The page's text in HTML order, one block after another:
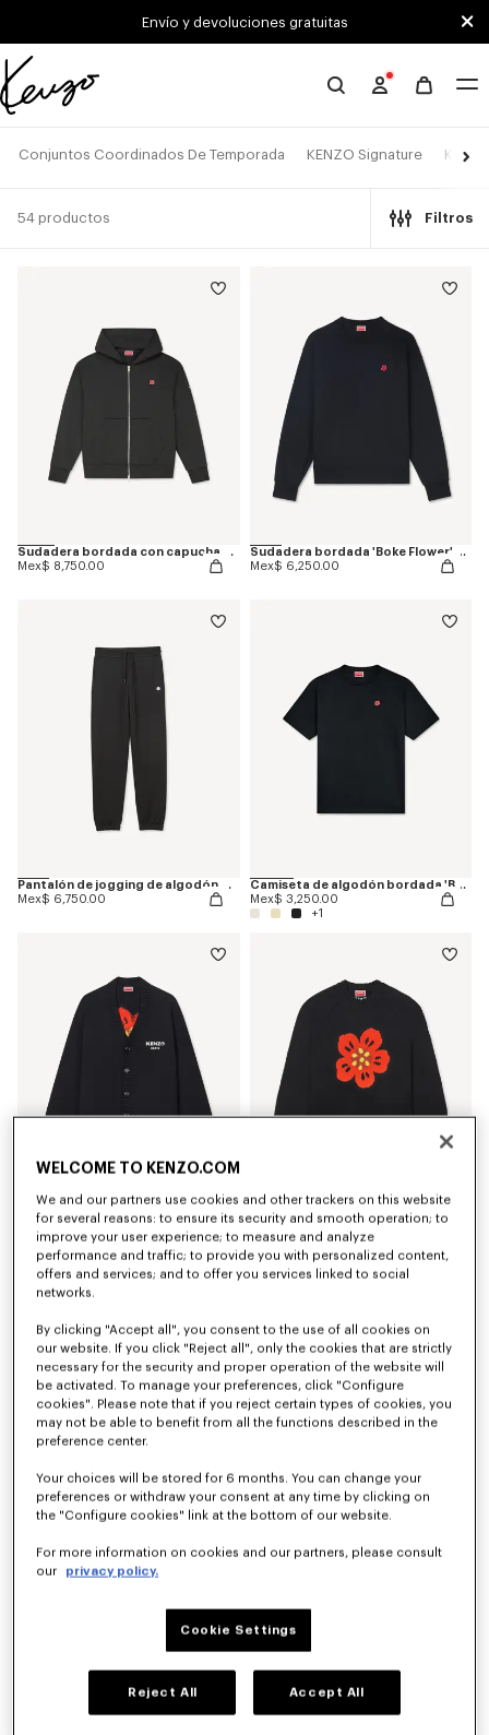
Skip to main content
Skip to footer contentEnvío y devoluciones gratuitas
Página
deConjuntos Coordinados De Temporada KENZO Signature
54 productos Filtros
Sudadera bordada con capucha y cremallera 'Boke Flower' de algodón
Mex$ 8,750.00
Sudadera bordada 'Boke Flower' de algodón
Mex$ 6,250.00
Pantalón de jogging de algodón bordado 'Boke Flower'
Mex$ 6,750.00
Camiseta de algodón bordada 'Boke Flower'
Mex$ 3,250.00
+1
Cárdigan de lana y algodón 'Boke Flower'
Mex$ 12,200.00
Mex$ 11,200.00
Camiseta de algodón bordada 'Boke Flower'
Mex$ 3,250.00
WELCOME TO KENZO.COM
We and our partners use cookies and other trackers on this website
for several reasons: to ensure its security and smooth operation; to
improve your user experience; to measure and analyze
performance and traffic; to provide you with personalized content,
offers and services; and to offer you services linked to social
networks.
By clicking "Accept all", you consent to the use of all cookies on
our website. If you click "Reject all", only the cookies that are strictly
necessary for the security and proper operation of the website will
be activated. To manage your preferences, click "Configure
cookies". Please note that if you reject certain types of cookies, you
may not be able to benefit from all the functions described in the
preference center.
Your choices will be stored for 6 months. You can change your
preferences or withdraw your consent at any time by clicking on
the "Configure cookies" link at the bottom of our website.
For more information on cookies and our partners, please consult
our
privacy policy.
Cookie Settings
Reject All Accept All